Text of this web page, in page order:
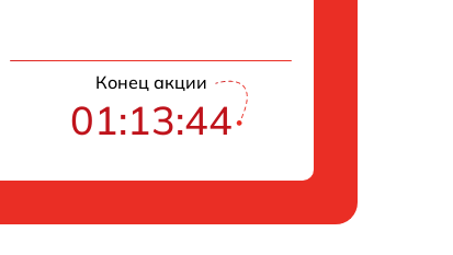
Конец акции
01:13:43